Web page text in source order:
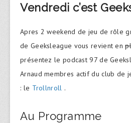
Vendredi c’est
Apres 2 weekend de jeu de rôle
de Geeksleague vous revient en
présentez le podcast 97 de
Arnaud membres actif du club de
: le Trollnroll .
Au Programme